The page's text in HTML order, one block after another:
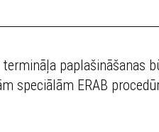
paplašināšanas
ERAB